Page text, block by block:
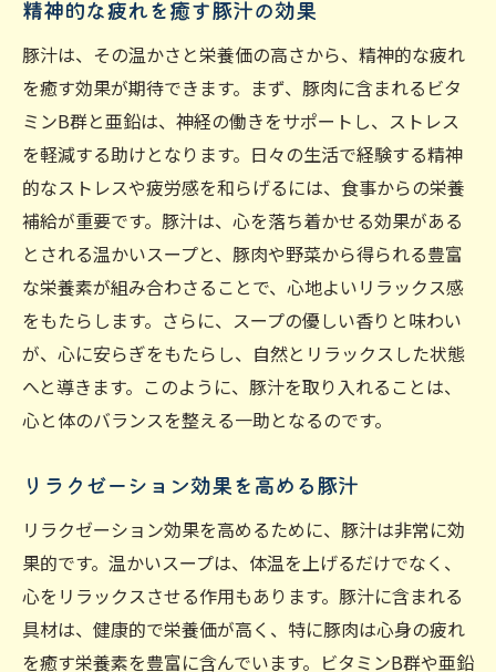
精神的な疲れを癒す豚汁の効果
豚汁は、その温かさと栄養価の高さから、精神的な疲れ
を癒す効果が期待できます。まず、豚肉に含まれるビタ
ミンB群と亜鉛は、神経の働きをサポートし、ストレス
を軽減する助けとなります。日々の生活で経験する精神
的なストレスや疲労感を和らげるには、食事からの栄養
補給が重要です。豚汁は、心を落ち着かせる効果がある
とされる温かいスープと、豚肉や野菜から得られる豊富
な栄養素が組み合わさることで、心地よいリラックス感
をもたらします。さらに、スープの優しい香りと味わい
が、心に安らぎをもたらし、自然とリラックスした状態
へと導きます。このように、豚汁を取り入れることは、
心と体のバランスを整える一助となるのです。
リラクゼーション効果を高める豚汁
リラクゼーション効果を高めるために、豚汁は非常に効
果的です。温かいスープは、体温を上げるだけでなく、
心をリラックスさせる作用もあります。豚汁に含まれる
具材は、健康的で栄養価が高く、特に豚肉は心身の疲れ
を癒す栄養素を豊富に含んでいます。ビタミンB群や亜鉛